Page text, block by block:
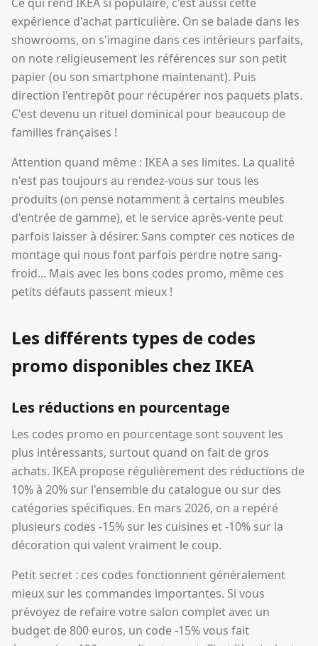
expérience d'achat particulière. On se balade dans les
showrooms, on s'imagine dans ces intérieurs parfaits,
on note religieusement les références sur son petit
papier (ou son smartphone maintenant). Puis
direction l'entrepôt pour récupérer nos paquets plats.
C'est devenu un rituel dominical pour beaucoup de
familles françaises !
Attention quand même : IKEA a ses limites. La qualité
n'est pas toujours au rendez-vous sur tous les
produits (on pense notamment à certains meubles
d'entrée de gamme), et le service après-vente peut
parfois laisser à désirer. Sans compter ces notices de
montage qui nous font parfois perdre notre sang-
froid... Mais avec les bons codes promo, même ces
petits défauts passent mieux !
Les différents types de codes
promo disponibles chez IKEA
Les réductions en pourcentage
Les codes promo en pourcentage sont souvent les
plus intéressants, surtout quand on fait de gros
achats. IKEA propose régulièrement des réductions de
10% à 20% sur l'ensemble du catalogue ou sur des
catégories spécifiques. En mars 2026, on a repéré
plusieurs codes -15% sur les cuisines et -10% sur la
décoration qui valent vraiment le coup.
Petit secret : ces codes fonctionnent généralement
mieux sur les commandes importantes. Si vous
prévoyez de refaire votre salon complet avec un
budget de 800 euros, un code -15% vous fait